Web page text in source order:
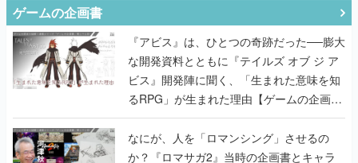
ゲームの企画書
『アビス』は、ひとつの奇跡だった──膨大
な開発資料とともに『テイルズ オブ ジ ア
ビス』開発陣に聞く、「生まれた意味を知
るRPG」が生まれた理由【ゲームの企画
書】
なにが、人を「ロマンシング」させるの
か？『ロマサガ2』当時の企画書とキャラ